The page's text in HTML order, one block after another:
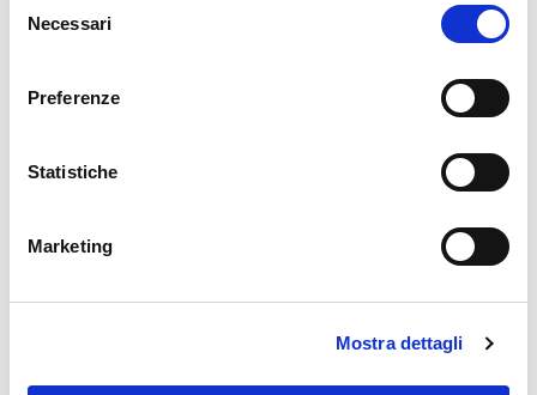
delNecessari
Preferenze
Statistiche
Marketing
Mostra dettagli